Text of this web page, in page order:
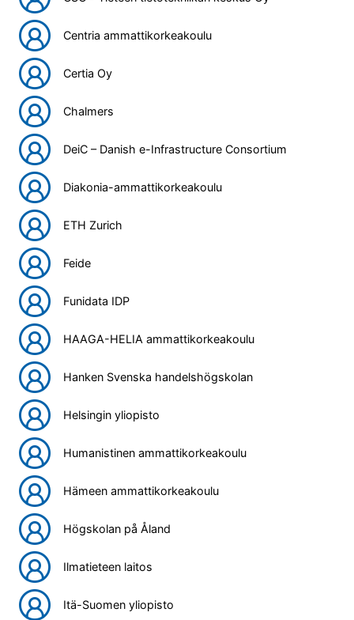
Centria ammattikorkeakoulu
Certia Oy
Chalmers
DeiC – Danish e-Infrastructure Consortium
Diakonia-ammattikorkeakoulu
ETH Zurich
Feide
Funidata IDP
HAAGA-HELIA ammattikorkeakoulu
Hanken Svenska handelshögskolan
Helsingin yliopisto
Humanistinen ammattikorkeakoulu
Hämeen ammattikorkeakoulu
Högskolan på Åland
Ilmatieteen laitos
Itä-Suomen yliopisto